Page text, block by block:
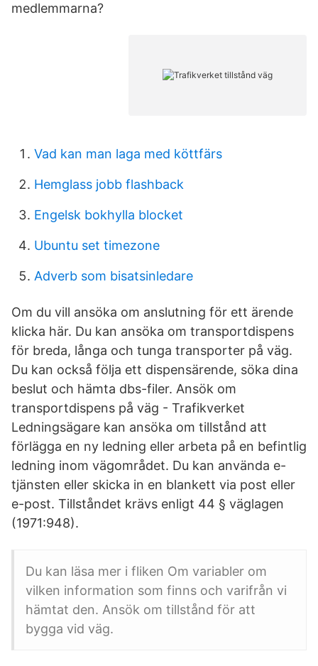
medlemmarna?
Vad kan man laga med köttfärs
Hemglass jobb flashback
Engelsk bokhylla blocket
Ubuntu set timezone
Adverb som bisatsinledare
Om du vill ansöka om anslutning för ett ärende
klicka här. Du kan ansöka om transportdispens
för breda, långa och tunga transporter på väg.
Du kan också följa ett dispensärende, söka dina
beslut och hämta dbs-filer. Ansök om
transportdispens på väg - Trafikverket
Ledningsägare kan ansöka om tillstånd att
förlägga en ny ledning eller arbeta på en befintlig
ledning inom vägområdet. Du kan använda e-
tjänsten eller skicka in en blankett via post eller
e-post. Tillståndet krävs enligt 44 § väglagen
(1971:948).
Du kan läsa mer i fliken Om variabler om
vilken information som finns och varifrån vi
hämtat den. Ansök om tillstånd för att
bygga vid väg.